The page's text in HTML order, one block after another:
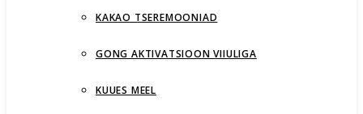
KAKAO TSEREMOONIAD
GONG AKTIVATSIOON VIIULIGA
KUUES MEEL